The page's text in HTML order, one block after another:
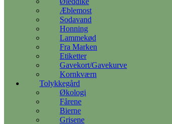
Æblemost
Sodavand
Honning
Lammekød
Fra Marken
Etiketter
Gavekort/Gavekurve
Kornkværn
Tolykkegård
Økologi
Fårene
Bierne
Grisene